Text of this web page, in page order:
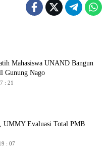
Mahasiswa UNAND Bangun
Gunung Nago
: 21
UMMY Evaluasi Total PMB
: 07